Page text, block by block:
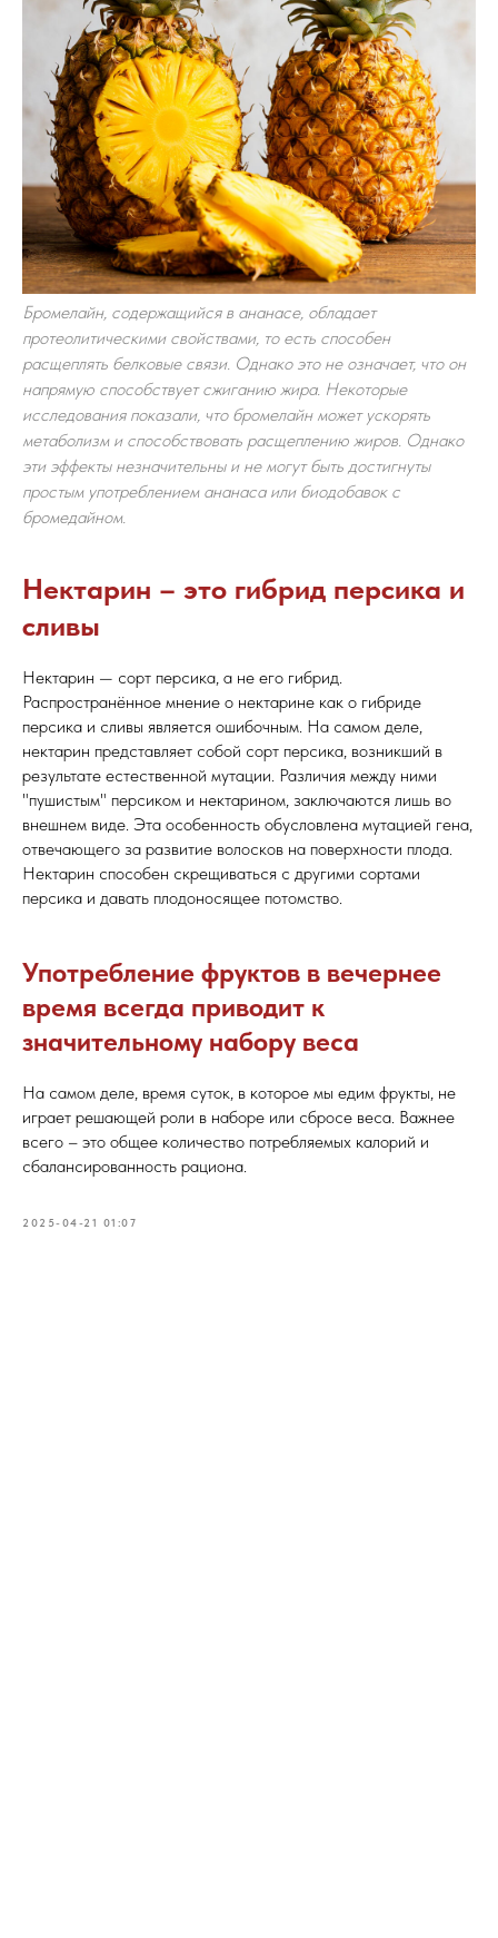
Бромелайн, содержащийся в ананасе, обладает
протеолитическими свойствами, то есть способен
расщеплять белковые связи. Однако это не означает, что он
напрямую способствует сжиганию жира. Некоторые
исследования показали, что бромелайн может ускорять
метаболизм и способствовать расщеплению жиров. Однако
эти эффекты незначительны и не могут быть достигнуты
простым употреблением ананаса или биодобавок с
бромедайном.
Нектарин – это гибрид персика и
сливы
Нектарин — сорт персика, а не его гибрид.
Распространённое мнение о нектарине как о гибриде
персика и сливы является ошибочным. На самом деле,
нектарин представляет собой сорт персика, возникший в
результате естественной мутации. Различия между ними
"пушистым" персиком и нектарином, заключаются лишь во
внешнем виде. Эта особенность обусловлена мутацией гена,
отвечающего за развитие волосков на поверхности плода.
Нектарин способен скрещиваться с другими сортами
персика и давать плодоносящее потомство.
Употребление фруктов в вечернее
время всегда приводит к
значительному набору веса
На самом деле, время суток, в которое мы едим фрукты, не
играет решающей роли в наборе или сбросе веса. Важнее
всего – это общее количество потребляемых калорий и
сбалансированность рациона.
2025-04-21 01:07